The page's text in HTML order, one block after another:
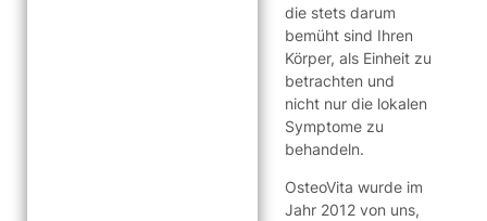
die stets darum
bemüht sind Ihren
Körper, als Einheit zu
betrachten und
nicht nur die lokalen
Symptome zu
behandeln.
OsteoVita wurde im
Jahr 2012 von uns,